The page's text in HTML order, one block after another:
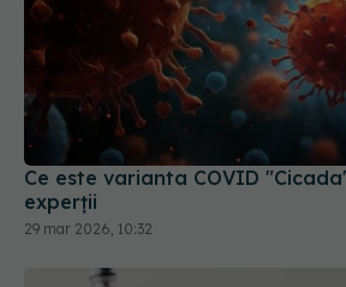
Ce este varianta COVID
experții
29 mar 2026, 10:32